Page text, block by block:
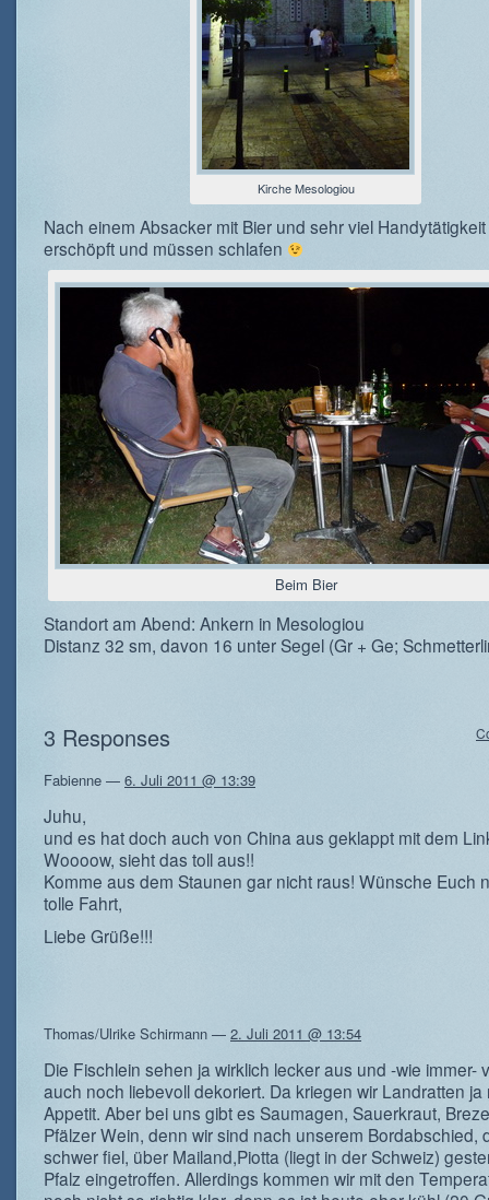
Kirche Mesologiou
Nach einem Absacker mit Bier und sehr viel
erschöpft und müssen schlafen
Beim Bier
Standort am Abend: Ankern in Mesologiou
Distanz 32 sm, davon 16 unter Segel (Gr + Ge;
3 Responses
Fabienne — 6. Juli 2011 @ 13:39
Juhu,
und es hat doch auch von China aus geklappt mit dem
Woooow, sieht das toll aus!!
Komme aus dem Staunen gar nicht raus! Wünsche Euch
tolle Fahrt,
Liebe Grüße!!!
Thomas/Ulrike Schirmann — 2. Juli 2011 @ 13:54
Die Fischlein sehen ja wirklich lecker aus und -wie immer-
auch noch liebevoll dekoriert. Da kriegen wir Landratten ja
Appetit. Aber bei uns gibt es Saumagen, Sauerkraut,
Pfälzer Wein, denn wir sind nach unserem Bordabschied,
schwer fiel, über Mailand,Piotta (liegt in der Schweiz)
Pfalz eingetroffen. Allerdings kommen wir mit den